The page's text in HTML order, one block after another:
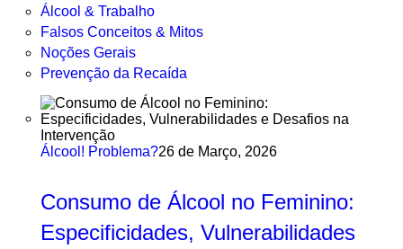
Álcool & Trabalho
Falsos Conceitos & Mitos
Noções Gerais
Prevenção da Recaída
Álcool! Problema?26 de Março, 2026
Consumo de Álcool no Feminino:
Especificidades, Vulnerabilidades